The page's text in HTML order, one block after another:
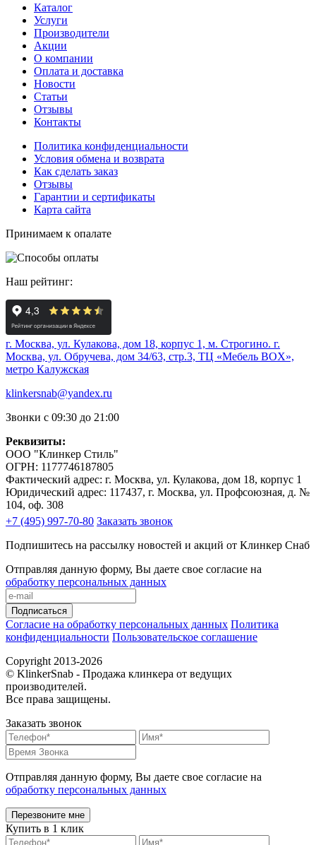
Каталог
Услуги
Производители
Акции
О компании
Оплата и доставка
Новости
Статьи
Отзывы
Контакты
Политика конфиденциальности
Условия обмена и возврата
Как сделать заказ
Отзывы
Гарантии и сертификаты
Карта сайта
Принимаем к опалате
Наш рейтинг:
г. Москва, ул. Кулакова, дом 18, корпус 1, м. Строгино. г.
Москва, ул. Обручева, дом 34/63, стр.3, ТЦ «Мебель BOX»,
метро Калужская
klinkersnab@yandex.ru
Звонки с 09:30 до 21:00
Реквизиты:
ООО "Клинкер Стиль"
ОГРН: 1177746187805
Фактический адрес: г. Москва, ул. Кулакова, дом 18, корпус 1
Юридический адрес: 117437, г. Москва, ул. Профсоюзная, д. №
104, оф. 308
+7 (495) 997-70-80 Заказать звонок
Подпишитесь на рассылку новостей и акций от Клинкер Снаб
Отправляя данную форму, Вы даете свое согласие на
обработку персональных данных
Подписаться
Согласие на обработку персональных данных Политика
конфиденциальности Пользовательское соглашение
Copyright 2013-2026
© KlinkerSnab - Продажа клинкера от ведущих
производителей.
Все права защищены.
Заказать звонок
Отправляя данную форму, Вы даете свое согласие на
обработку персональных данных
Купить в 1 клик